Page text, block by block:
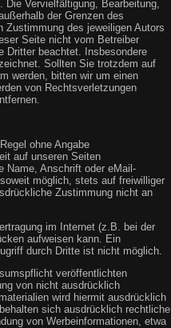
Vervielfältigung, Bearbeitung,
der Grenzen des
Zustimmung des jeweiligen Autors
Seite nicht vom Betreiber
Dritter beachtet. Insbesondere
Sollten Sie trotzdem auf
werden, bitten wir um einen
von Rechtsverletzungen
ohne Angabe
auf unseren Seiten
Name, Anschrift oder eMail-
möglich, stets auf freiwilliger
Zustimmung nicht an
im Internet (z.B. bei der
aufweisen kann. Ein
durch Dritte ist nicht möglich.
veröffentlichten
von nicht ausdrücklich
wird hiermit ausdrücklich
sich ausdrücklich rechtliche
von Werbeinformationen, etwa